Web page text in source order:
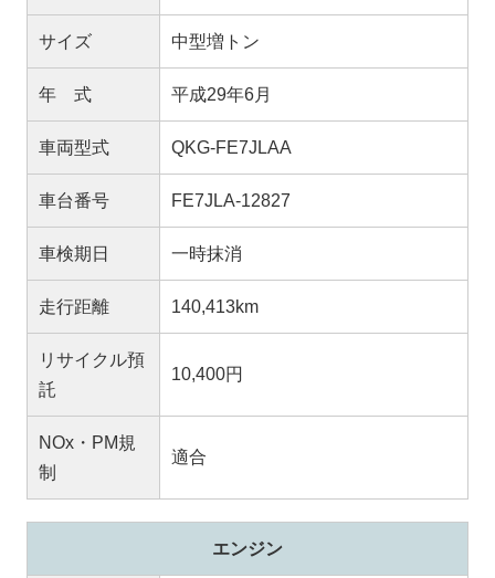
サイズ 中型増トン
年 式 平成29年6月
車両型式 QKG-FE7JLAA
車台番号 FE7JLA-12827
車検期日 一時抹消
走行距離 140,413km
リサイクル預
託
10,400円
NOx・PM規
制
適合
エンジン